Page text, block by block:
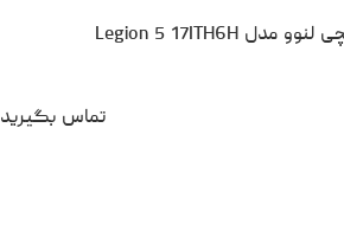
تماس بگیرید